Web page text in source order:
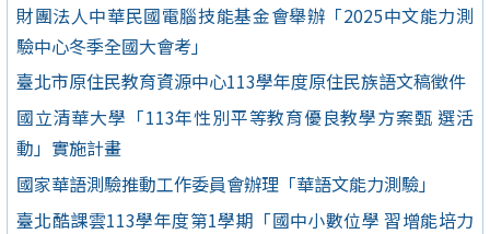
財團法人中華民國電腦技能基金會舉辦「2025中文能力測
驗中心冬季全國大會考」
臺北市原住民教育資源中心113學年度原住民族語文稿徵件
國立清華大學「113年性別平等教育優良教學方案甄 選活
動」實施計畫
國家華語測驗推動工作委員會辦理「華語文能力測驗」
臺北酷課雲113學年度第1學期「國中小數位學 習增能培力